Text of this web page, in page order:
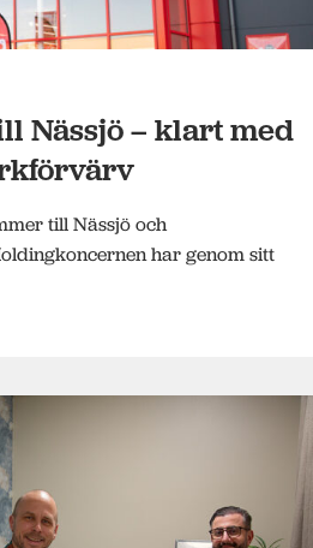
Nässjö – klart med
till Nässjö och
har genom sitt